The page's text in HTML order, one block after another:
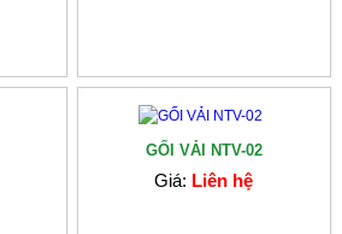
GỐI VẢI NTV-02
Giá: Liên hệ